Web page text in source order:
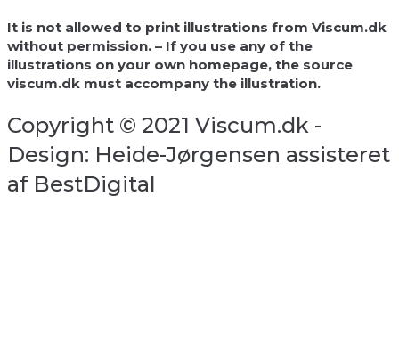
It is not allowed to print illustrations from Viscum.dk
without permission. – If you use any of the
illustrations on your own homepage, the source
viscum.dk must accompany the illustration.
Copyright © 2021 Viscum.dk -
Design: Heide-Jørgensen assisteret
af BestDigital